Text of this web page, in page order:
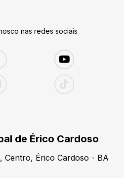
nas redes sociais
de Érico Cardoso
Centro, Érico Cardoso - BA